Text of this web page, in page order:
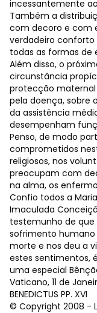
incessantemente
Também a
com decoro e com
verdadeiro
todas as formas de
Além disso, o
circunstância
protecção maternal
pela doença, sobre
da assistência
desempenham
Penso, de modo
comprometidos
religiosos, nos
preocupam com
na alma, os
Confio todos a
Imaculada
testemunho de que
sofrimento humano
morte e nos deu a
estes sentimentos,
uma especial
Vaticano, 11 de
BENEDICTUS PP. XVI
© Copyright 2008 -